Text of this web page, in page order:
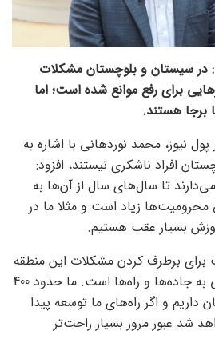
در سیستان و بلوچستان مشکلات
برای رفع موانع شده است؛ اما
برجا هستند.
پول نیوز، محمد نوردهانی با اشاره به
افراد ناشکری نیستند، افزود:
تا سال‌های سال از آن‌ها به
محرومیت‌ها زیاد است و مثلا ما در
بسیار عقب هستیم.
برای برطرف کردن مشکلات این منطقه
داریم که اولین آن رسیدگی به جاده‌ها و راه‌ها است. ما حدود 400
داریم و اگر راه‌های ما توسعه پیدا
شد عبور مرور بسیار راحت‌تر